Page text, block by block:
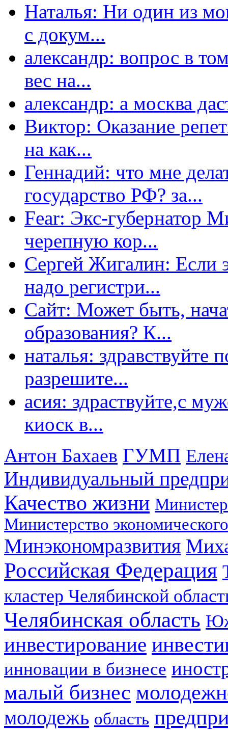
Наталья: Ни один из
с докум...
александр: вопрос в
вес на...
александр: а москва
Виктор: Оказание
на как...
Геннадий: что мне
государство РФ? за...
Fear: Экс-губернатор
черепную кор...
Сергей Жигалин: Если
надо регистри...
Сайт: Может быть,
образования? К...
наталья: здравствуйте
разрешите...
асия: здраствуйте,с
киоск в...
Антон Бахаев ГУМП
Индивидуальный
Качество жизни
Министерство
Минэкономразвития
Российская Федерация
кластер Челябинской
Челябинская область
инвестирование
инновации в бизнесе
малый бизнес
молодежь область